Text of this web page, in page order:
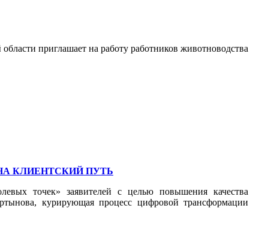
приглашает на работу работников животноводства
КЛИЕНТСКИЙ ПУТЬ
точек» заявителей с целью повышения качества
курирующая процесс цифровой трансформации